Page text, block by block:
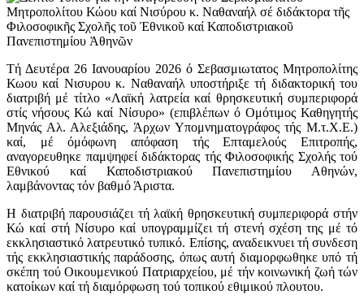
Τή Δευτέρα 26 Ιανουαρίου 2026 ό Σεβασμιωτατος Μητροπολίτης
Κωου καί Νισυρου κ. Ναθαναήλ υποστήριξε τή διδακτορική του
διατριβή μέ τίτλο «Λαϊκή λατρεία καί θρησκευτική συμπεριφορά
στίς νήσους Κώ καί Νίσυρο» (επιβλέπων ό Ομότιμος Καθηγητής
Μηνάς Αλ. Αλεξιάδης, Άρχων Υπομνηματογράφος τής Μ.τ.Χ.Ε.)
καί, μέ όμόφωνη απόφαση τής Επταμελούς Επιτροπής,
αναγορευθηκε παμψηφεί διδάκτορας τής Φιλοσοφικής Σχολής τού
Εθνικού καί Καποδιστριακού Πανεπιστημίου Αθηνών,
λαμβάνοντας τόν βαθμό Άριστα.
Η διατριβή παρουσιάζει τή λαϊκή θρησκευτική συμπεριφορά στήν
Κώ καί στή Νίσυρο καί υπογραμμίζει τή στενή σχέση της μέ τό
εκκλησιαστικό λατρευτικό τυπικό. Επίσης, αναδεικνυει τή συνδεση
τής εκκλησιαστικής παράδοσης, όπως αυτή διαμορφωθηκε υπό τή
σκέπη τού Οικουμενικού Πατριαρχείου, μέ τήν κοινωνική ζωή τών
κατοίκων καί τή διαμόρφωση τού τοπικού εθιμικού πλουτου.